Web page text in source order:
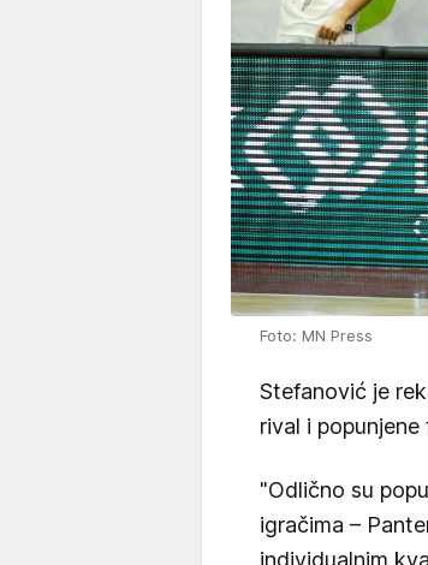
Foto: MN Press
Stefanović je
rival i popunjene
"Odlično su
igračima –
individualnim